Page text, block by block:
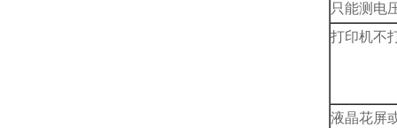
只能测电
打印机不
液晶花屏